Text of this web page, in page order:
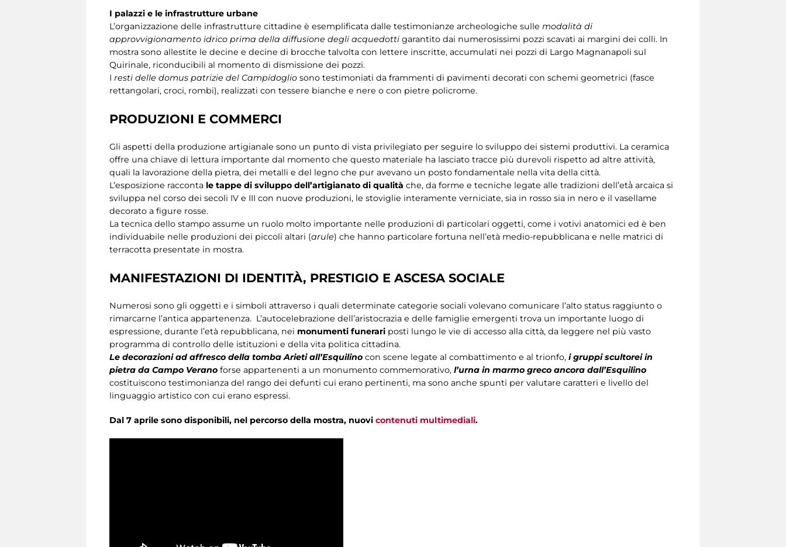
I palazzi e le infrastrutture urbane
L’organizzazione delle infrastrutture cittadine è esemplificata dalle testimonianze archeologiche sulle modalità di
approvvigionamento idrico prima della diffusione degli acquedotti garantito dai numerosissimi pozzi scavati ai margini dei colli. In
mostra sono allestite le decine e decine di brocche talvolta con lettere inscritte, accumulati nei pozzi di Largo Magnanapoli sul
Quirinale, riconducibili al momento di dismissione dei pozzi.
I resti delle domus patrizie del Campidoglio sono testimoniati da frammenti di pavimenti decorati con schemi geometrici (fasce
rettangolari, croci, rombi), realizzati con tessere bianche e nere o con pietre policrome.
PRODUZIONI E COMMERCI
Gli aspetti della produzione artigianale sono un punto di vista privilegiato per seguire lo sviluppo dei sistemi produttivi. La ceramica
offre una chiave di lettura importante dal momento che questo materiale ha lasciato tracce più durevoli rispetto ad altre attività,
quali la lavorazione della pietra, dei metalli e del legno che pur avevano un posto fondamentale nella vita della città.
L’esposizione racconta le tappe di sviluppo dell’artigianato di qualità che, da forme e tecniche legate alle tradizioni dell’età̀ arcaica si
sviluppa nel corso dei secoli IV e III con nuove produzioni, le stoviglie interamente verniciate, sia in rosso sia in nero e il vasellame
decorato a figure rosse.
La tecnica dello stampo assume un ruolo molto importante nelle produzioni di particolari oggetti, come i votivi anatomici ed è ben
individuabile nelle produzioni dei piccoli altari (arule) che hanno particolare fortuna nell’età medio-repubblicana e nelle matrici di
terracotta presentate in mostra.
MANIFESTAZIONI DI IDENTITÀ, PRESTIGIO E ASCESA SOCIALE
Numerosi sono gli oggetti e i simboli attraverso i quali determinate categorie sociali volevano comunicare l’alto status raggiunto o
rimarcarne l’antica appartenenza. L’autocelebrazione dell’aristocrazia e delle famiglie emergenti trova un importante luogo di
espressione, durante l’età repubblicana, nei monumenti funerari posti lungo le vie di accesso alla città, da leggere nel più vasto
programma di controllo delle istituzioni e della vita politica cittadina.
Le decorazioni ad affresco della tomba Arieti all’Esquilino con scene legate al combattimento e al trionfo, i gruppi scultorei in
pietra da Campo Verano forse appartenenti a un monumento commemorativo, l’urna in marmo greco ancora dall’Esquilino
costituiscono testimonianza del rango dei defunti cui erano pertinenti, ma sono anche spunti per valutare caratteri e livello del
linguaggio artistico con cui erano espressi.
Dal 7 aprile sono disponibili, nel percorso della mostra, nuovi contenuti multimediali.